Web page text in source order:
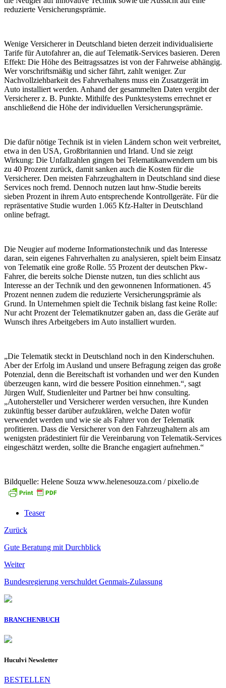
reduzierte Versicherungsprämie.
Wenige Versicherer in Deutschland bieten derzeit individualisierte
Tarife für Autofahrer an, die auf Telematik-Services basieren. Deren
Effekt: Die Höhe des Beitragssatzes ist von der Fahrweise abhängig.
Wer vorschriftsmäßig und sicher fährt, zahlt weniger. Zur
Nachvollziehbarkeit des Fahrverhaltens muss ein Zusatzgerät im
Auto installiert werden. Anhand der gesammelten Daten vergibt der
Versicherer z. B. Punkte. Mithilfe des Punktesystems errechnet er
anschließend die Höhe der individuellen Versicherungsprämie.
Die dafür nötige Technik ist in vielen Ländern schon weit verbreitet,
etwa in den USA, Großbritannien und Irland. Und sie zeigt
Wirkung: Die Unfallzahlen gingen bei Telematikanwendern um bis
zu 40 Prozent zurück, damit sanken auch die Kosten für die
Versicherer. Den meisten Fahrzeughaltern in Deutschland sind diese
Services noch fremd. Dennoch nutzen laut hnw-Studie bereits
sieben Prozent in ihrem Auto entsprechende Kontrollgeräte. Für die
repräsentative Studie wurden 1.065 Kfz-Halter in Deutschland
online befragt.
Die Neugier auf moderne Informationstechnik und das Interesse
daran, sein eigenes Fahrverhalten zu analysieren, spielt beim Einsatz
von Telematik eine große Rolle. 55 Prozent der deutschen Pkw-
Fahrer, die bereits solche Dienste nutzen, tun dies schlicht aus
Interesse an der Technik und den gewonnenen Informationen. 45
Prozent nennen zudem die reduzierte Versicherungsprämie als
Grund. In Unternehmen spielt die Technik bislang fast keine Rolle:
Nur acht Prozent der Telematiknutzer gaben an, dass die Geräte auf
Wunsch ihres Arbeitgebers im Auto installiert wurden.
„Die Telematik steckt in Deutschland noch in den Kinderschuhen.
Aber der Erfolg im Ausland und unsere Befragung zeigen das große
Potenzial, denn die Bereitschaft ist vorhanden und wer den Kunden
überzeugen kann, wird die bessere Position einnehmen.“, sagt
Jürgen Wulf, Studienleiter und Partner bei hnw consulting.
„Autohersteller und Versicherer werden versuchen, ihre Kunden
zukünftig besser darüber aufzuklären, welche Daten wofür
verwendet werden und wie sie als Fahrer von der Telematik
profitieren. Dass die Versicherer von den Fahrzeughaltern als am
wenigsten prädestiniert für die Vereinbarung von Telematik-Services
eingeschätzt werden, sollte die Branche engagiert aufnehmen.“
Bildquelle: Helene Souza www.helenesouza.com / pixelio.de
Teaser
Zurück
Gute Beratung mit Durchblick
Weiter
Bundesregierung verschuldet Genmais-Zulassung
BRANCHENBUCH
Huculvi Newsletter
BESTELLEN